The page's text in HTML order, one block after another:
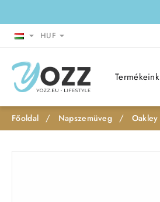
HUF
Termékeink
h
Napszemüveg Oakley